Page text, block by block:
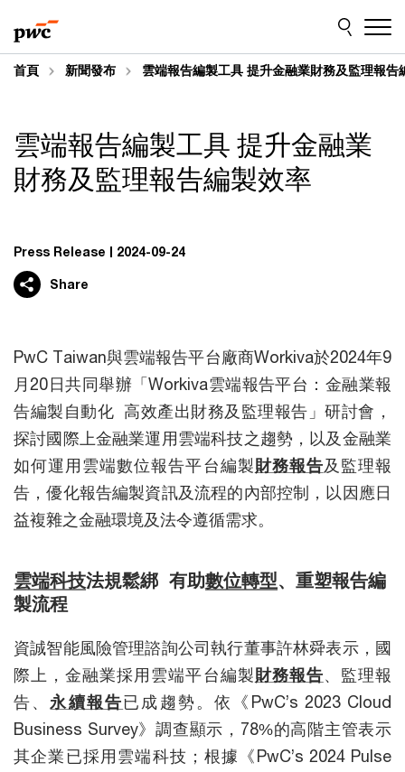
to
content
to
footer
首頁 新聞發布 雲端報告編製工具 提升金融業財務及監理報告
雲端報告編製工具 提升金融業
財務及監理報告編製效率
Press Release 2024-09-24
Share
PwC Taiwan與雲端報告平台廠商Workiva於2024年9
月20日共同舉辦「Workiva雲端報告平台：金融業報
告編製自動化 高效產出財務及監理報告」研討會，
探討國際上金融業運用雲端科技之趨勢，以及金融業
如何運用雲端數位報告平台編製財務報告及監理報
告，優化報告編製資訊及流程的內部控制，以因應日
益複雜之金融環境及法令遵循需求。
雲端科技法規鬆綁 有助數位轉型、重塑報告編
製流程
資誠智能風險管理諮詢公司執行董事許林舜表示，國
際上，金融業採用雲端平台編製財務報告、監理報
告、 永續報告已成趨勢。依《PwC’s 2023 Cloud
Business Survey》調查顯示，78%的高階主管表示
其企業已採用雲端科技；根據《PwC’s 2024 Pulse